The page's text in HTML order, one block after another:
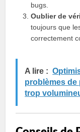
bugs.
Oublier de
toujours que
correctement
A lire :
problèmes de
trop